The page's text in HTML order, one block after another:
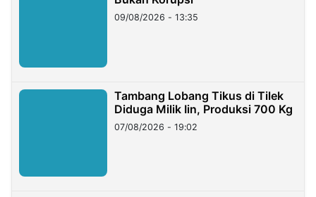
09/08/2026 - 13:35
Tambang Lobang Tikus di Tilek
Diduga Milik Iin, Produksi 700 Kg
07/08/2026 - 19:02